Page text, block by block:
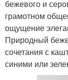
бежевого и
грамотном
ощущение
Природный
сочетания с
синими или